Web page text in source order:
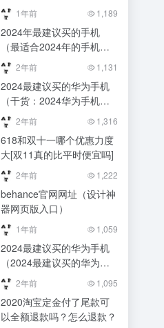
1年前 1,189
2024年最建议买的手机
（最适合2024年的手机有
哪些？这四款手机性价比超
高！）最适合2024年的手
机有哪些？这四款手机性价
比超高！
2年前 1,131
2024最建议买的华为手机
（干货：2024华为手机选
购指南，内行人都避开这些
坑！）干货：2024华为手
机选购指南，内行人都避开
这些坑！
2年前 1,316
618和双十一哪个优惠力度
大[双11真的比平时便宜吗]
2年前 1,222
behance官网网址（设计神
器网页版入口）
1年前 1,059
2024最建议买的华为手机
（2024最建议买的华为手
机 公认比较好的五款华为
手机）2024最建议买的华
为手机 公认比较好的五款
华为手机
2年前 1,095
2020淘宝定金付了尾款可
以全额退款吗？怎么退款？